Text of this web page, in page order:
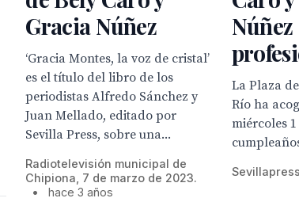
Gracia Núñez
‘Gracia Montes, la voz de cristal’
es el título del libro de los
periodistas Alfredo Sánchez y
Juan Mellado, editado por
Sevilla Press, sobre una...
Radiotelevisión municipal de
Chipiona, 7 de marzo de 2023.
•
hace 3 años
La Plaza
Río ha
miércoles
Sevillapress